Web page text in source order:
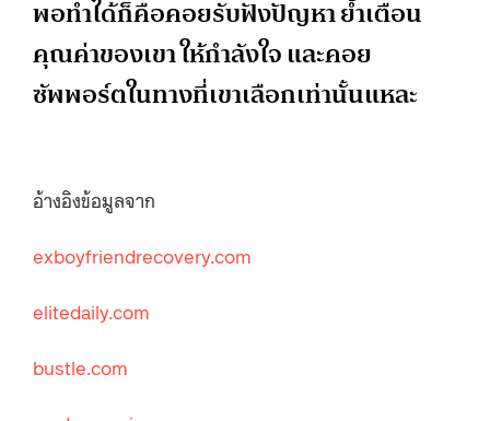
พอทำได้ก็คือคอยรับฟังปัญหา ย้ำเตือน
คุณค่าของเขา ให้กำลังใจ และคอย
ซัพพอร์ตในทางที่เขาเลือกเท่านั้นแหละ
อ้างอิงข้อมูลจาก
exboyfriendrecovery.com
elitedaily.com
bustle.com